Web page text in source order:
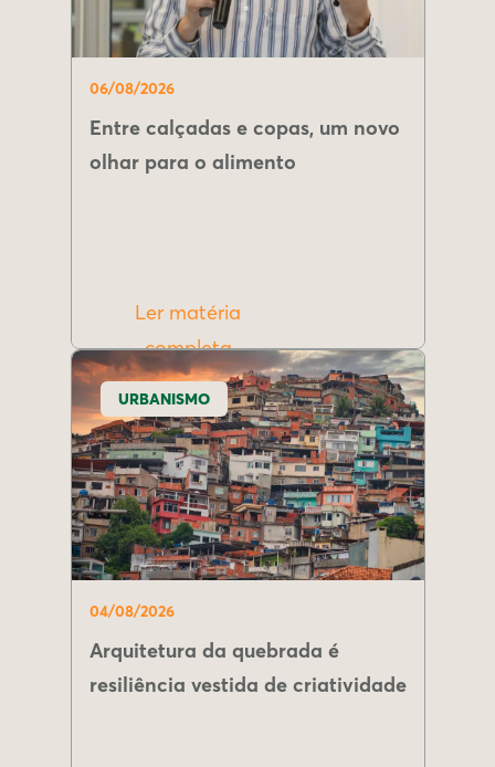
06/08/2026
Entre calçadas e copas, um novo
olhar para o alimento
Ler matéria
completa
URBANISMO
04/08/2026
Arquitetura da quebrada é
resiliência vestida de criatividade